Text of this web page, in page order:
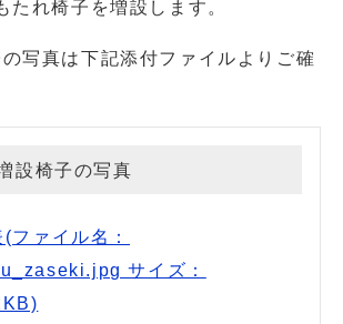
たれ椅子を増設します。
写真は下記添付ファイルよりご確
設椅子の写真
(ファイル名：
サイズ：